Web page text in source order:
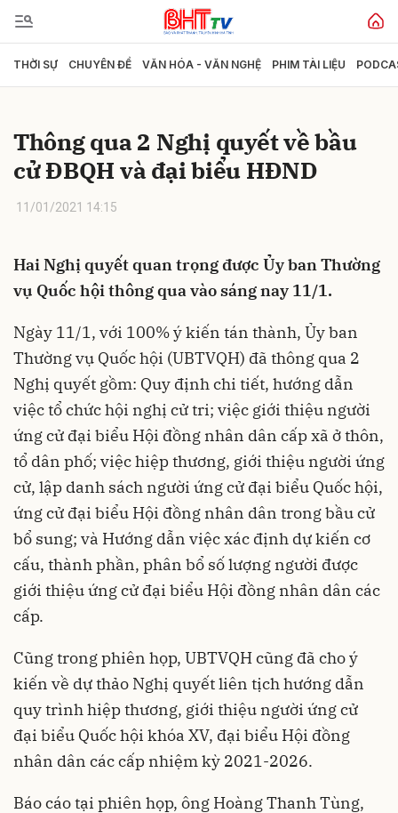
THỜI SỰ CHUYÊN ĐỀ VĂN HÓA - VĂN NGHỆ PHIM TÀI LIỆU
Thông qua 2 Nghị quyết về bầu
cử ĐBQH và đại biểu HĐND
11/01/2021 14:15
Hai Nghị quyết quan trọng được Ủy ban Thường
vụ Quốc hội thông qua vào sáng nay 11/1.
Ngày 11/1, với 100% ý kiến tán thành, Ủy ban
Thường vụ Quốc hội (UBTVQH) đã thông qua 2
Nghị quyết gồm: Quy định chi tiết, hướng dẫn
việc tổ chức hội nghị cử tri; việc giới thiệu người
ứng cử đại biểu Hội đồng nhân dân cấp xã ở thôn,
tổ dân phố; việc hiệp thương, giới thiệu người ứng
cử, lập danh sách người ứng cử đại biểu Quốc hội,
ứng cử đại biểu Hội đồng nhân dân trong bầu cử
bổ sung; và Hướng dẫn việc xác định dự kiến cơ
cấu, thành phần, phân bổ số lượng người được
giới thiệu ứng cử đại biểu Hội đồng nhân dân các
cấp.
Cũng trong phiên họp, UBTVQH cũng đã cho ý
kiến về dự thảo Nghị quyết liên tịch hướng dẫn
quy trình hiệp thương, giới thiệu người ứng cử
đại biểu Quốc hội khóa XV, đại biểu Hội đồng
nhân dân các cấp nhiệm kỳ 2021-2026.
Báo cáo tại phiên họp, ông Hoàng Thanh Tùng,
Gửi bình luận
Hủy Gửi